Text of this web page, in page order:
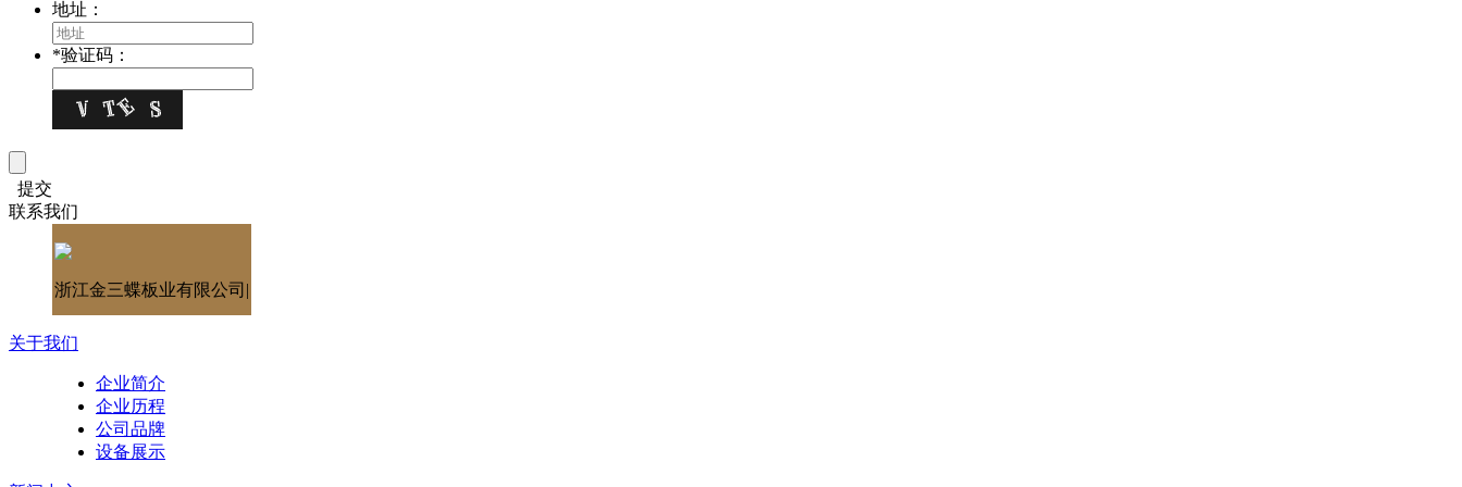
地址：
*验证码：
提交
联系我们
浙江金三蝶板业有限公司|
关于我们
企业简介
企业历程
公司品牌
设备展示